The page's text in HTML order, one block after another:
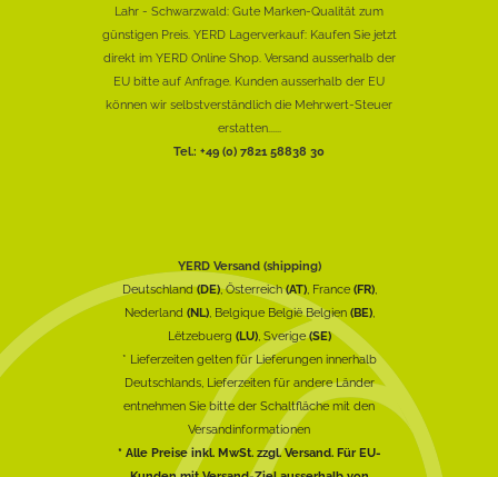
Lahr - Schwarzwald: Gute Marken-Qualität zum
günstigen Preis. YERD Lagerverkauf: Kaufen Sie jetzt
direkt im YERD Online Shop. Versand ausserhalb der
EU bitte auf Anfrage. Kunden ausserhalb der EU
können wir selbstverständlich die Mehrwert-Steuer
erstatten......
Tel.: +49 (0) 7821 58838 30
YERD Versand (shipping)
Deutschland(DE), Österreich(AT), France (FR),
Nederland (NL), Belgique België Belgien (BE),
Lëtzebuerg (LU), Sverige(SE)
* Lieferzeiten gelten für Lieferungen innerhalb
Deutschlands, Lieferzeiten für andere Länder
entnehmen Sie bitte der Schaltfläche mit den
Versandinformationen
* Alle Preise inkl. MwSt. zzgl. Versand. Für EU-